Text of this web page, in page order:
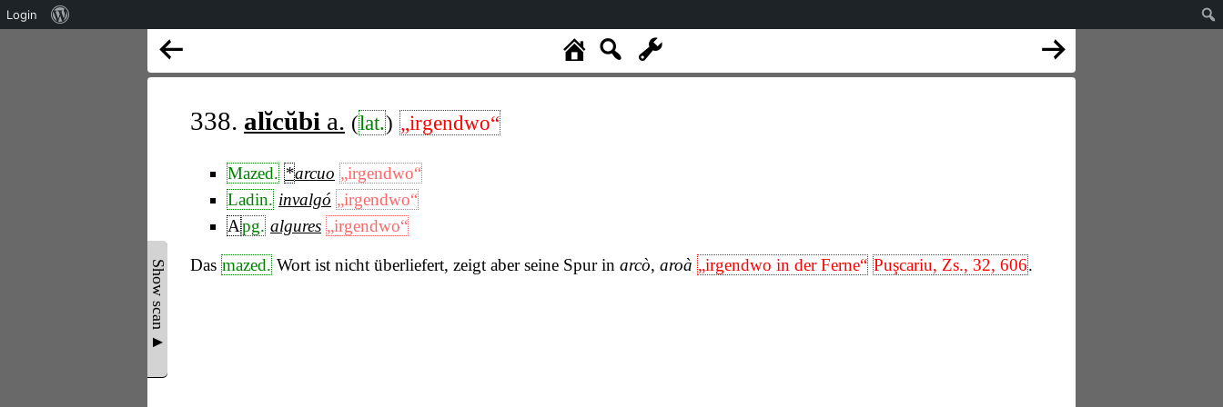
Show scan ▲
338. alĭcŭbi a. (lat.) „irgendwo“
Mazed. *arcuo „irgendwo“
Ladin. invalgó „irgendwo“
Apg. algures „irgendwo“
Das mazed. Wort ist nicht überliefert, zeigt aber seine Spur in arcò, aroà „irgendwo in der Ferne“ Puşcariu, Zs., 32, 606.
Login